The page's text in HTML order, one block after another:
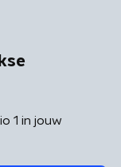
1 in jouw